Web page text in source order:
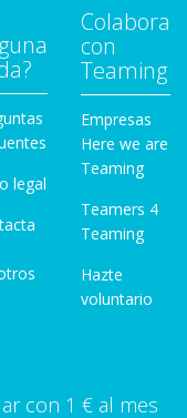
legal
Colabora
con
Teaming
Empresas
Here we are
Teaming
Teamers 4
Teaming
Hazte
voluntario
con 1 € al mes